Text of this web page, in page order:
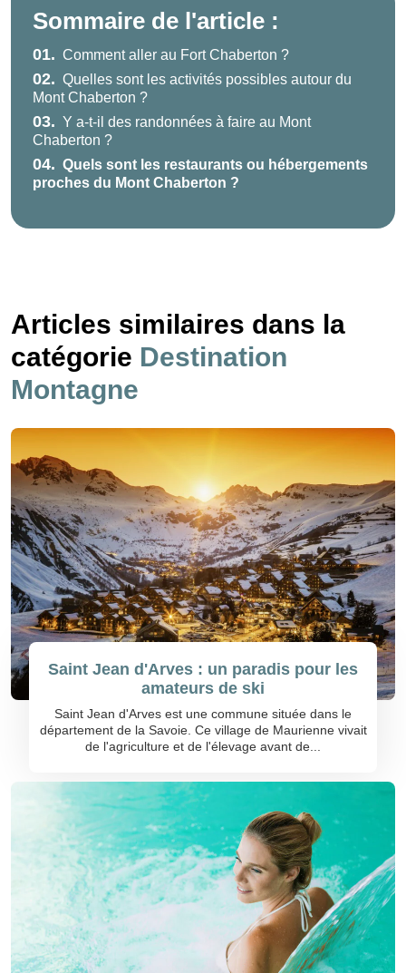
Sommaire de l'article :
01. Comment aller au Fort Chaberton ?
02. Quelles sont les activités possibles autour du
Mont Chaberton ?
03. Y a-t-il des randonnées à faire au Mont
Chaberton ?
04. Quels sont les restaurants ou hébergements
proches du Mont Chaberton ?
Articles similaires dans la
catégorie Destination
Montagne
Saint Jean d'Arves : un paradis pour les
amateurs de ski
Saint Jean d'Arves est une commune située dans le
département de la Savoie. Ce village de Maurienne vivait
de l'agriculture et de l'élevage avant de...